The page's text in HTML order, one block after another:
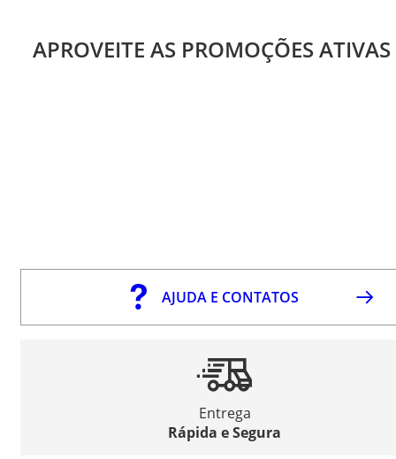
APROVEITE AS PROMOÇÕES ATIVAS
AJUDA E CONTATOS
Entrega
Rápida e Segura